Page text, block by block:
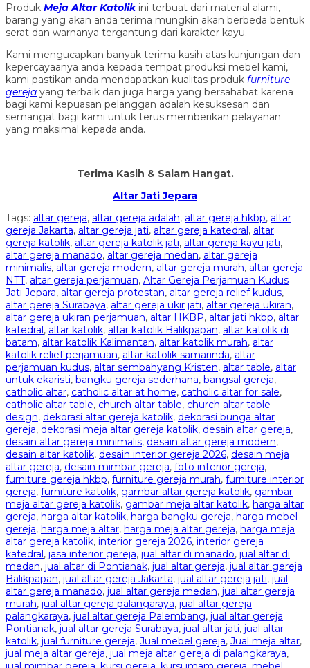
Produk Meja Altar Katolikini terbuat dari material alami,
barang yang akan anda terima mungkin akan berbeda bentuk
serat dan warnanya tergantung dari karakter kayu.
Kami mengucapkan banyak terima kasih atas kunjungan dan
kepercayaanya anda kepada tempat produksi mebel kami,
kami pastikan anda mendapatkan kualitas produk furniture
gereja yang terbaik dan juga harga yang bersahabat karena
bagi kami kepuasan pelanggan adalah kesuksesan dan
semangat bagi kami untuk terus memberikan pelayanan
yang maksimal kepada anda.
Terima Kasih & Salam Hangat.
Altar Jati Jepara
Tags: altar gereja, altar gereja adalah, altar gereja hkbp, altar
gereja Jakarta, altar gereja jati, altar gereja katedral, altar
gereja katolik, altar gereja katolik jati, altar gereja kayu jati,
altar gereja manado, altar gereja medan, altar gereja
minimalis, altar gereja modern, altar gereja murah, altar gereja
NTT, altar gereja perjamuan, Altar Gereja Perjamuan Kudus
Jati Jepara, altar gereja protestan, altar gereja relief kudus,
altar gereja Surabaya, altar gereja ukir jati, altar gereja ukiran,
altar gereja ukiran perjamuan, altar HKBP, altar jati hkbp, altar
katedral, altar katolik, altar katolik Balikpapan, altar katolik di
batam, altar katolik Kalimantan, altar katolik murah, altar
katolik relief perjamuan, altar katolik samarinda, altar
perjamuan kudus, altar sembahyang Kristen, altar table, altar
untuk ekaristi, bangku gereja sederhana, bangsal gereja,
catholic altar, catholic altar at home, catholic altar for sale,
catholic altar table, church altar table, church altar table
design, dekorasi altar gereja katolik, dekorasi bunga altar
gereja, dekorasi meja altar gereja katolik, desain altar gereja,
desain altar gereja minimalis, desain altar gereja modern,
desain altar katolik, desain interior gereja 2026, desain meja
altar gereja, desain mimbar gereja, foto interior gereja,
furniture gereja hkbp, furniture gereja murah, furniture interior
gereja, furniture katolik, gambar altar gereja katolik, gambar
meja altar gereja katolik, gambar meja altar katolik, harga altar
gereja, harga altar katolik, harga bangku gereja, harga mebel
gereja, harga meja altar, harga meja altar gereja, harga meja
altar gereja katolik, interior gereja 2026, interior gereja
katedral, jasa interior gereja, jual altar di manado, jual altar di
medan, jual altar di Pontianak, jual altar gereja, jual altar gereja
Balikpapan, jual altar gereja Jakarta, jual altar gereja jati, jual
altar gereja manado, jual altar gereja medan, jual altar gereja
murah, jual altar gereja palangaraya, jual altar gereja
palangkaraya, jual altar gereja Palembang, jual altar gereja
Pontianak, jual altar gereja Surabaya, jual altar jati, jual altar
katolik, jual furniture gereja, Jual mebel gereja, Jual meja altar,
jual meja altar gereja, jual meja altar gereja di palangkaraya,